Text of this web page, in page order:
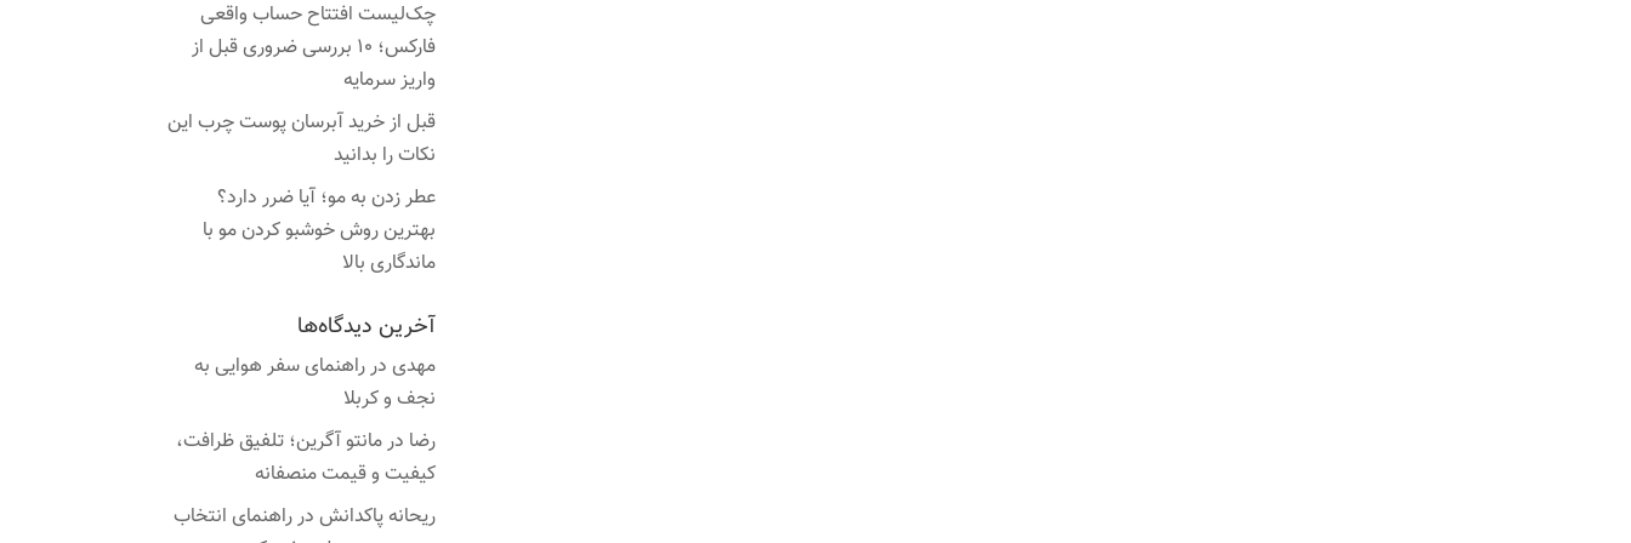
چک‌لیست افتتاح حساب واقعی
فارکس؛ ۱۰ بررسی ضروری قبل از
واریز سرمایه
قبل از خرید آبرسان پوست چرب این
نکات را بدانید
عطر زدن به مو؛ آیا ضرر دارد؟
بهترین روش خوشبو کردن مو با
ماندگاری بالا
آخرین دیدگاه‌ها
مهدی درراهنمای سفر هوایی به
نجف و کربلا
رضا درمانتو آگرین؛ تلفیق ظرافت،
کیفیت و قیمت منصفانه
ریحانه پاکدانش درراهنمای انتخاب